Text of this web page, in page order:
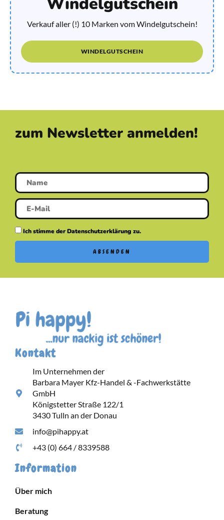
Verkauf aller (!) 10 Marken vom Windelgutschein!
WINDELGUTSCHEIN
zum Newsletter anmelden!
Ich stimme der Datenschutzerklärung zu.
ABSENDEN
Kontakt
Im Unternehmen der
Barbara Mayer Kfz-Handel & -Fachwerkstätte
GmbH
Königstetter Straße 122/1
3430 Tulln an der Donau
info@pihappy.at
+43 (0) 664 / 8339588
Information
Über mich
Beratung